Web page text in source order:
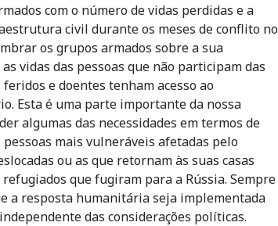
com o número de vidas perdidas e a
civil durante os meses de conflito no
os grupos armados sobre a sua
vidas das pessoas que não participam das
e doentes tenham acesso ao
Esta é uma parte importante da nossa
algumas das necessidades em termos de
mais vulneráveis afetadas pelo
ou as que retornam às suas casas
que fugiram para a Rússia. Sempre
a resposta humanitária seja implementada
das considerações políticas.